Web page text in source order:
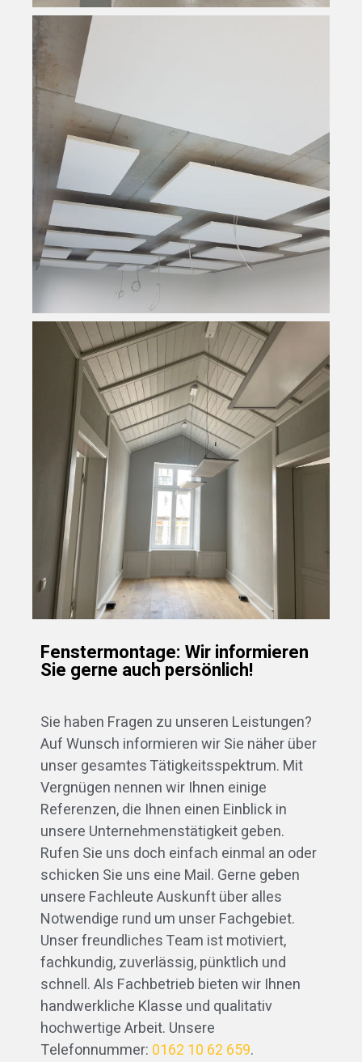
Fenstermontage: Wir informieren
Sie gerne auch persönlich!
Sie haben Fragen zu unseren Leistungen?
Auf Wunsch informieren wir Sie näher über
unser gesamtes Tätigkeitsspektrum. Mit
Vergnügen nennen wir Ihnen einige
Referenzen, die Ihnen einen Einblick in
unsere Unternehmenstätigkeit geben.
Rufen Sie uns doch einfach einmal an oder
schicken Sie uns eine Mail. Gerne geben
unsere Fachleute Auskunft über alles
Notwendige rund um unser Fachgebiet.
Unser freundliches Team ist motiviert,
fachkundig, zuverlässig, pünktlich und
schnell. Als Fachbetrieb bieten wir Ihnen
handwerkliche Klasse und qualitativ
hochwertige Arbeit. Unsere
Telefonnummer: 0162 10 62 659.